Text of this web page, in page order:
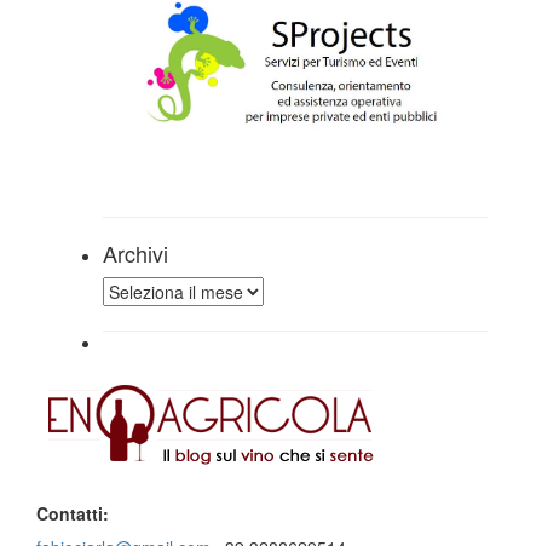
Archivi
Archivi
Contatti: